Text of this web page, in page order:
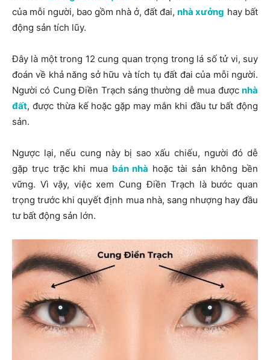
của mỗi người, bao gồm nhà ở, đất đai, nhà xưởng hay bất
động sản tích lũy.
Đây là một trong 12 cung quan trọng trong lá số tử vi, suy
đoán về khả năng sở hữu và tích tụ đất đai của mỗi người.
Người có Cung Điền Trạch sáng thường dễ mua được nhà
đất, được thừa kế hoặc gặp may mắn khi đầu tư bất động
sản.
Ngược lại, nếu cung này bị sao xấu chiếu, người đó dễ
gặp trục trặc khi mua bán nhà hoặc tài sản không bền
vững. Vì vậy, việc xem Cung Điền Trạch là bước quan
trọng trước khi quyết định mua nhà, sang nhượng hay đầu
tư bất động sản lớn.